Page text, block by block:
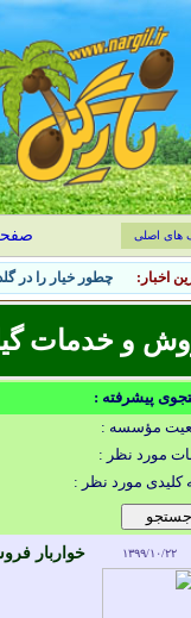
های اصلی
اخبار: چطور خیار را در
و خدمات
پیشرفته :
مؤسسه :
مورد نظر :
کلیدی مورد نظر :
۱۳۹۹/۱۰/۲۲ خواربار